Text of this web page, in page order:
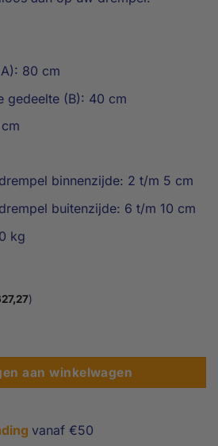
80 cm
gedeelte (B): 40 cm
binnenzijde: 2 t/m 5 cm
buitenzijde: 6 t/m 10 cm
kg
)
oprijplaat voor schuifpui en
aan winkelwagen
vanaf €50